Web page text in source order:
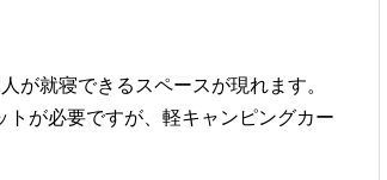
が就寝できるスペースが現れます。
が必要ですが、軽キャンピングカー